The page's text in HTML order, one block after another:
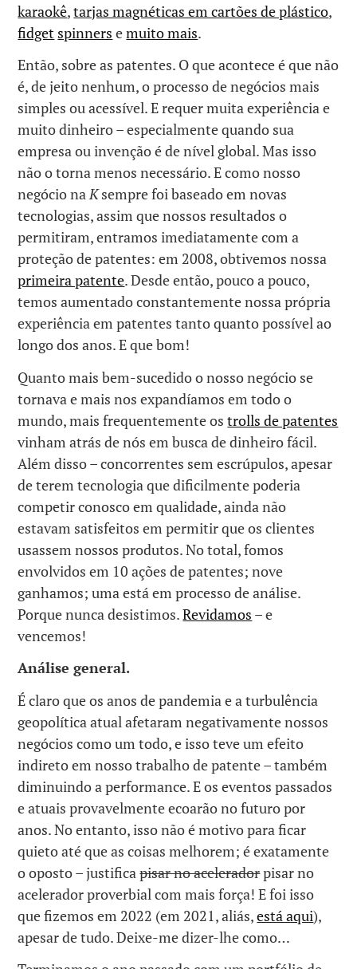
karaokê,tarjas magnéticas em cartões de plástico,
fidget spinners emuito mais.
Então, sobre as patentes. O que acontece é que não
é, de jeito nenhum, o processo de negócios mais
simples ou acessível. E requer muita experiência e
muito dinheiro – especialmente quando sua
empresa ou invenção é de nível global. Mas isso
não o torna menos necessário. E como nosso
negócio naKsempre foi baseado em novas
tecnologias, assim que nossos resultados o
permitiram, entramos imediatamente com a
proteção de patentes: em 2008, obtivemos nossa
primeira patente. Desde então, pouco a pouco,
temos aumentado constantemente nossa própria
experiência em patentes tanto quanto possível ao
longo dos anos. E que bom!
Quanto mais bem-sucedido o nosso negócio se
tornava e mais nos expandíamos em todo o
mundo, mais frequentemente ostrolls de patentes
vinham atrás de nós em busca de dinheiro fácil.
Além disso – concorrentes sem escrúpulos, apesar
de terem tecnologia que dificilmente poderia
competir conosco em qualidade, ainda não
estavam satisfeitos em permitir que os clientes
usassem nossos produtos. No total, fomos
envolvidos em 10 ações de patentes; nove
ganhamos; uma está em processo de análise.
Porque nunca desistimos.Revidamos – e
vencemos!
Análise general.
É claro que os anos de pandemia e a turbulência
geopolítica atual afetaram negativamente nossos
negócios como um todo, e isso teve um efeito
indireto em nosso trabalho de patente – também
diminuindo a performance. E os eventos passados ​​
e atuais provavelmente ecoarão no futuro por
anos. No entanto, isso não é motivo para ficar
quieto até que as coisas melhorem; é exatamente
o oposto – justificapisar no aceleradorpisar no
acelerador proverbial com mais força! E foi isso
que fizemos em 2022 (em 2021, aliás,está aqui),
apesar de tudo. Deixe-me dizer-lhe como…